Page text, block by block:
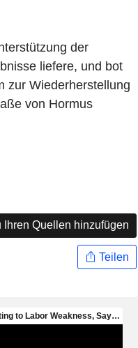
der
liefere, und bot
zur Wiederherstellung
von Hormus
Ihren Quellen hinzufügen
Teilen